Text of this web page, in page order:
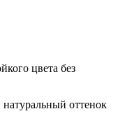
цвета без
оттенок